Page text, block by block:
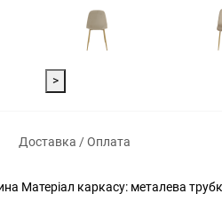
>
Доставка / Оплата
Матеріал каркасу: металева